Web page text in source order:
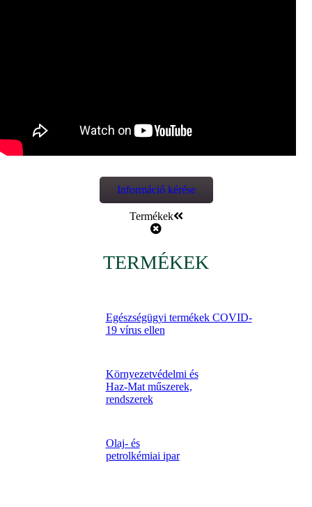
Információ kérése
Termékek
TERMÉKEK
Egészségügyi termékek COVID-
19 vírus ellen
Környezetvédelmi és
Haz-Mat műszerek,
rendszerek
Olaj- és
petrolkémiai ipar